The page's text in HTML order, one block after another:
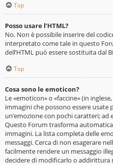
Top
Posso usare l’HTML?
No. Non è possibile inserire del
interpretato come tale in questo
dell’HTML può essere sostituita dal
Top
Cosa sono le emoticon?
Le «emoticon» o «faccine» (in inglese,
immagini che possono essere usate
un’emozione con pochi caratteri; ad
Questo Forum trasforma
immagini. La lista completa delle
messaggi. Cerca di non esagerare
facilmente rendere un messaggio
decidere di modificarlo o addirittura